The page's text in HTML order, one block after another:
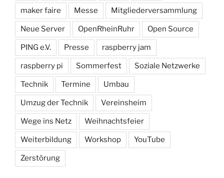
maker faire Messe Mitgliederversammlung
Neue Server OpenRheinRuhr Open Source
PING e.V. Presse raspberry jam
raspberry pi Sommerfest Soziale Netzwerke
Technik Termine Umbau
Umzug der Technik Vereinsheim
Wege ins Netz Weihnachtsfeier
Weiterbildung Workshop YouTube
Zerstörung